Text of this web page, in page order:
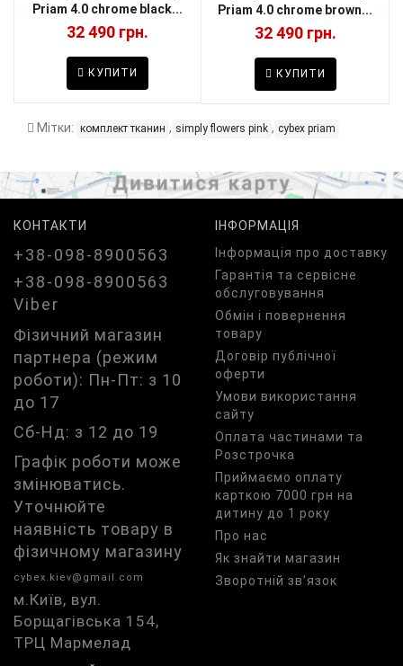
Priam 4.0 chrome black...
32 490 грн.
КУПИТИ
Priam 4.0 chrome brown...
32 490 грн.
КУПИТИ
Мітки: комплект тканин , simply flowers pink , cybex priam
КОНТАКТИ
+38-098-8900563
+38-098-8900563
Viber
Фізичний магазин
партнера (режим
роботи): Пн-Пт: з 10
до 17
Сб-Нд: з 12 до 19
Графік роботи може
змінюватись.
Уточнюйте
наявність товару в
фізичному магазину
cybex.kiev@gmail.com
м.Київ, вул.
Борщагівська 154,
ТРЦ Мармелад
ІНФОРМАЦІЯ
Iнформація про доставку
Гарантія та сервісне
обслуговування
Обмін і повернення
товару
Договір публічної
оферти
Умови використання
сайту
Оплата частинами та
Розстрочка
Приймаємо оплату
карткою 7000 грн на
дитину до 1 року
Про нас
Як знайти магазин
Зворотній зв’язок